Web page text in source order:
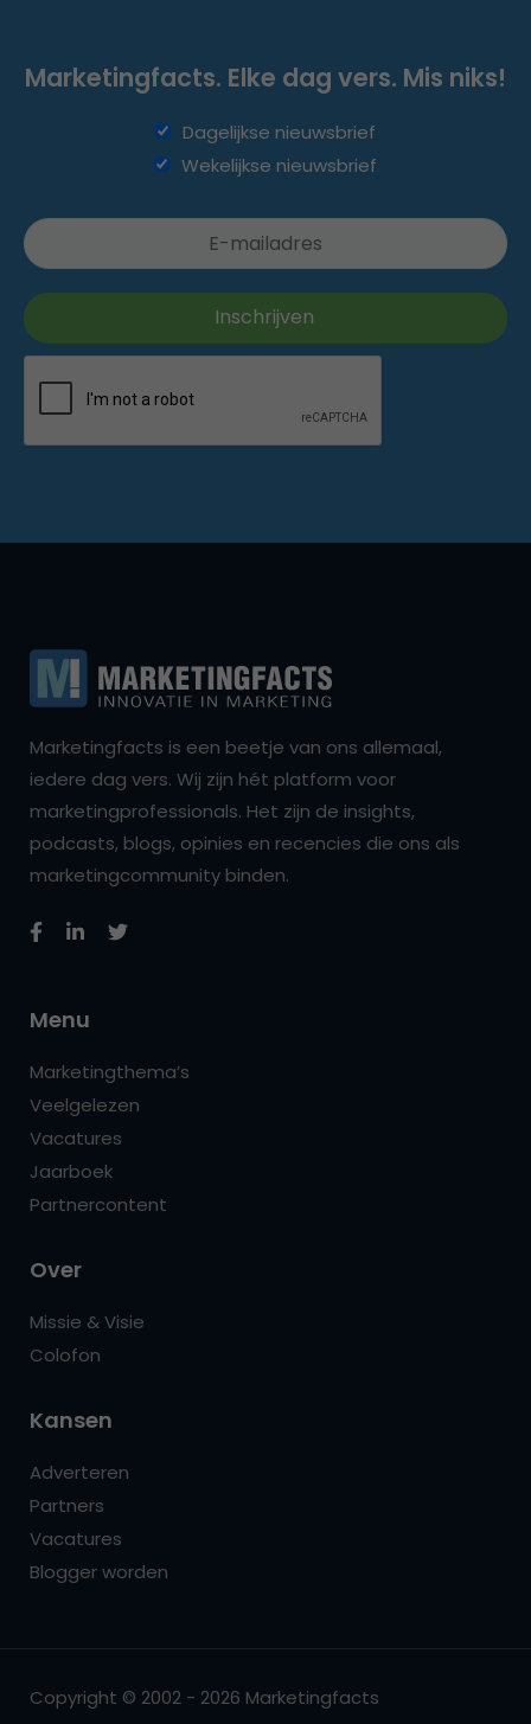
Marketingfacts. Elke dag vers. Mis niks!
Dagelijkse nieuwsbrief
Wekelijkse nieuwsbrief
Marketingfacts is een beetje van ons allemaal,
iedere dag vers. Wij zijn hét platform voor
marketingprofessionals. Het zijn de insights,
podcasts, blogs, opinies en recencies die ons als
marketingcommunity binden.
Menu
Marketingthema’s
Veelgelezen
Vacatures
Jaarboek
Partnercontent
Over
Missie & Visie
Colofon
Kansen
Adverteren
Partners
Vacatures
Blogger worden
Copyright © 2002 - 2026 Marketingfacts